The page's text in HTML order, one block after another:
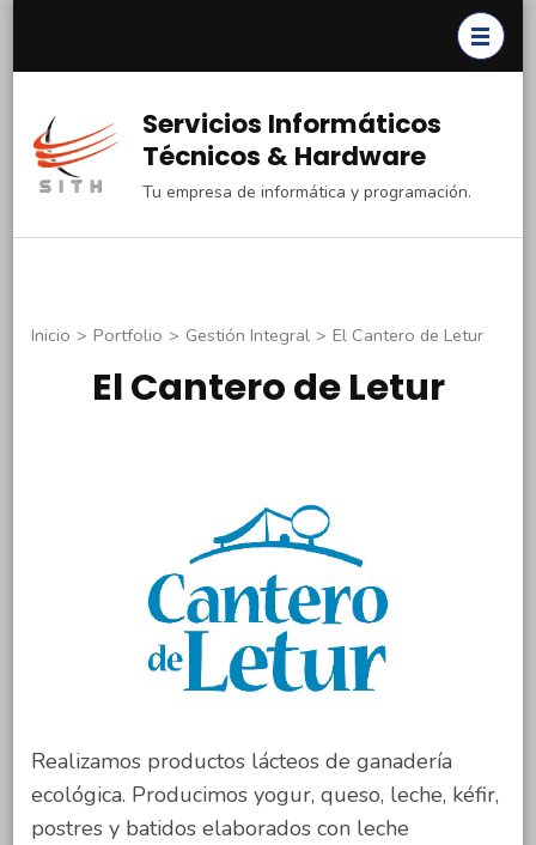
(presiona
tecla
Servicios Informáticos
Técnicos & Hardware
Tu empresa de informática y programación.
Inicio > Portfolio > Gestión Integral > El Cantero de Letur
El Cantero de Letur
Realizamos productos lácteos de ganadería
ecológica. Producimos yogur, queso, leche, kéfir,
postres y batidos elaborados con leche